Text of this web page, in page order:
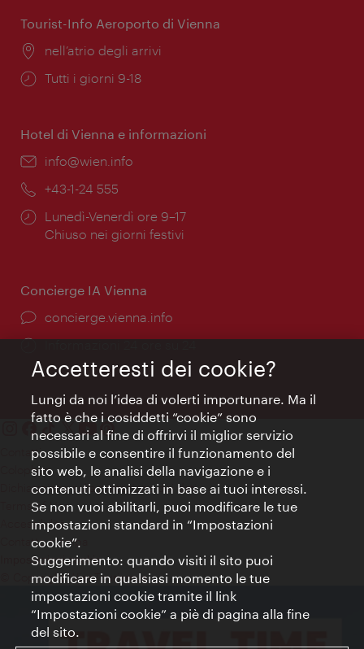
Tourist-Info Aeroporto di Vienna
Posizione:
nell’atrio degli arrivi
Orari
Tutti i giorni 9-18
Hotel di Vienna e informazioni
Email:
info@wien.info
Telefono:
+43-1-24 555
Orari
di
Lunedì-Venerdì ore 9–17
Chiuso nei giorni festivi
Concierge IA Vienna
Ort:
concierge.vienna.info
Öffnungszeiten:
Informazioni 24 ore su 24
Contatti
Colophon
Dichiarazione sulla protezione dei dati
Terms of Use
Accessibilità
Contatto stampa
Impostazioni cookie
© Copyright WienTourismus
Accetteresti dei cookie?
Lungi da noi l’idea di volerti importunare. Ma il
fatto è che i cosiddetti “cookie” sono
necessari al fine di offrirvi il miglior servizio
possibile e consentire il funzionamento del
sito web, le analisi della navigazione e i
contenuti ottimizzati in base ai tuoi interessi.
Se non vuoi abilitarli, puoi modificare le tue
impostazioni standard in “Impostazioni
cookie”.
Suggerimento: quando visiti il sito puoi
modificare in qualsiasi momento le tue
impostazioni cookie tramite il link
“Impostazioni cookie” a piè di pagina alla fine
del sito.